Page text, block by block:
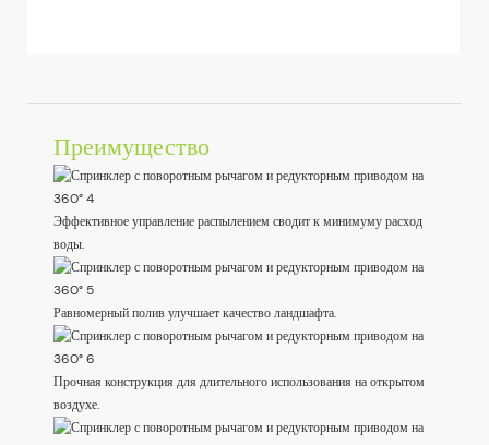
Преимущество
Эффективное управление распылением сводит к минимуму расход
воды.
Равномерный полив улучшает качество ландшафта.
Прочная конструкция для длительного использования на открытом
воздухе.